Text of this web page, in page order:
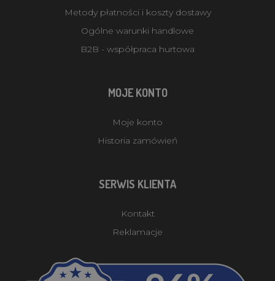
Metody płatności i koszty dostawy
Ogólne warunki handlowe
B2B - współpraca hurtowa
MOJE KONTO
Moje konto
Historia zamówień
SERWIS KLIENTA
Kontakt
Reklamacje